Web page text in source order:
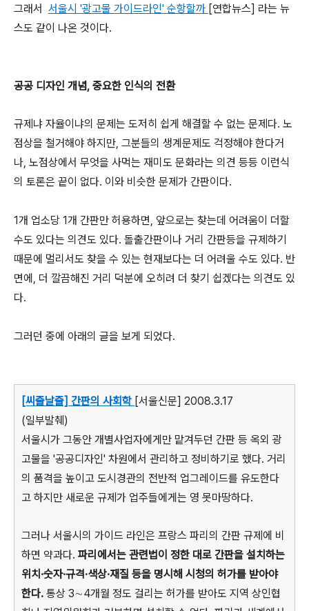
그래서 서울시 '광고물 가이드라인' 순항할까 [연합뉴스] 라는 뉴
스도 같이 나온 것이다.
공공 디자인 개념, 중요한 인식의 전환
규제냐 자율이냐의 문제는 도저히 쉽게 해결할 수 없는 문제다. 노
점상을 철거해야 하지만, 그분들의 생계문제도 걱정해야 한다거
나, 노점상에서 무엇을 사먹는 재미도 문화라는 의견 등등 이런식
의 토론은 끝이 없다. 이와 비슷한 문제가 간판이다.
1개 업소당 1개 간판만 허용하면, 앞으로는 찾는데 어려움이 더할
수도 있다는 의견도 있다. 돌출간판이나 거리 간판등을 규제하기
때문에 멀리서도 찾을 수 있는 현재보다는 더 어려울 수도 있다. 반
면에, 더 깔끔해진 거리 덕분에 오히려 더 찾기 쉽겠다는 의견도 있
다.
그러던 중에 아래의 글을 보게 되었다.
[씨줄날줄] 간판의 사회학 [서울신문] 2008.3.17
(일부발췌)
서울시가 그동안 개별사업자에게만 맡겨두던 간판 등 옥외 광
고물을 '공공디자인' 차원에서 관리하고 정비하기로 했다. 거리
의 품격을 높이고 도시경관의 전반적 업그레이드를 유도한다
고 하지만 새로운 규제가 업주들에게는 영 못마땅하다.
그러나 서울시의 가이드 라인은 프랑스 파리의 간판 규제에 비
하면 약과다. 파리에서는 관련법이 정한 대로 간판을 설치하는
위치·숫자·규격·색상·재질 등을 명시해 시청의 허가를 받아야
한다. 통상 3∼4개월 정도 걸리는 허가를 받아도 지역 상인협